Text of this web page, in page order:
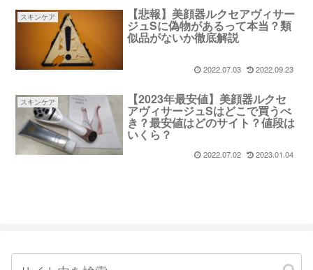
スキンケア 【悲報】美顔器ルクセアヴィサー
ジュSに偽物があるって本当？類
似品がないか徹底解説
2022.07.03 2022.09.23
スキンケア 【2023年最安値】美顔器ルクセ
アヴィサージュSはどこで買うべ
き？最安値はどのサイト？値段は
いくら？
2022.07.02 2023.01.04